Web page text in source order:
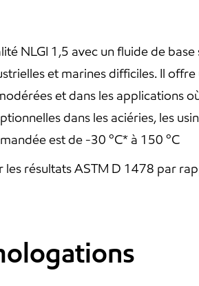
NLGI 1,5 avec un fluide de
et marines difficiles. Il
et dans les applications
dans les aciéries, les
est de -30 ºC* à 150 ºC
résultats ASTM D 1478 par